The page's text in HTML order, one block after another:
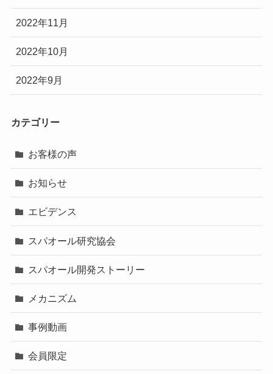
2022年11月
2022年10月
2022年9月
カテゴリー
お客様の声
お知らせ
エビデンス
スパオール研究協会
スパオール開発ストーリー
メカニズム
事例動画
会員限定